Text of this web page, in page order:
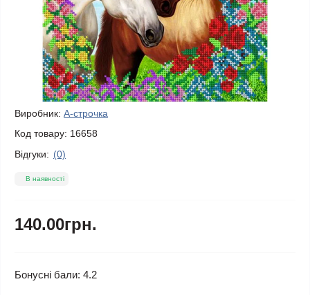
Виробник: А-строчка
Код товару: 16658
Відгуки: (0)
В наявності
140.00грн.
Бонусні бали: 4.2